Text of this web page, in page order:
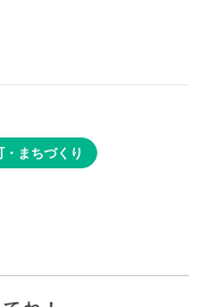
・まちづくり